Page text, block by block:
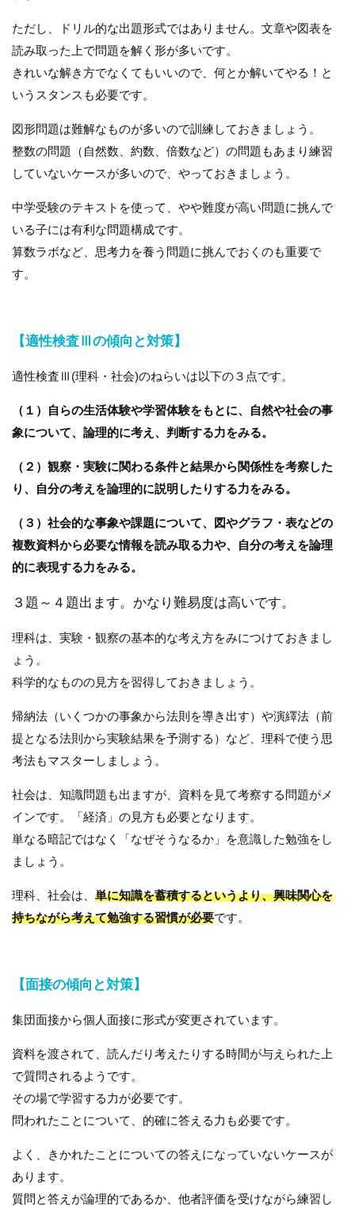
ただし、ドリル的な出題形式ではありません。文章や図表を
読み取った上で問題を解く形が多いです。
きれいな解き方でなくてもいいので、何とか解いてやる！と
いうスタンスも必要です。
図形問題は難解なものが多いので訓練しておきましょう。
整数の問題（自然数、約数、倍数など）の問題もあまり練習
していないケースが多いので、やっておきましょう。
中学受験のテキストを使って、やや難度が高い問題に挑んで
いる子には有利な問題構成です。
算数ラボなど、思考力を養う問題に挑んでおくのも重要で
す。
【適性検査Ⅲの傾向と対策】
適性検査Ⅲ(理科・社会)のねらいは以下の３点です。
（１）自らの生活体験や学習体験をもとに、自然や社会の事
象について、論理的に考え、判断する力をみる。
（２）観察・実験に関わる条件と結果から関係性を考察した
り、自分の考えを論理的に説明したりする力をみる。
（３）社会的な事象や課題について、図やグラフ・表などの
複数資料から必要な情報を読み取る力や、自分の考えを論理
的に表現する力をみる。
３題～４題出ます。かなり難易度は高いです。
理科は、実験・観察の基本的な考え方をみにつけておきまし
ょう。
科学的なものの見方を習得しておきましょう。
帰納法（いくつかの事象から法則を導き出す）や演繹法（前
提となる法則から実験結果を予測する）など、理科で使う思
考法もマスターしましょう。
社会は、知識問題も出ますが、資料を見て考察する問題がメ
インです。「経済」の見方も必要となります。
単なる暗記ではなく「なぜそうなるか」を意識した勉強をし
ましょう。
理科、社会は、 単に知識を蓄積するというより、興味関心を
持ちながら考えて勉強する習慣が必要です。
【面接の傾向と対策】
集団面接から個人面接に形式が変更されています。
資料を渡されて、読んだり考えたりする時間が与えられた上
で質問されるようです。
その場で学習する力が必要です。
問われたことについて、的確に答える力も必要です。
よく、きかれたことについての答えになっていないケースが
あります。
質問と答えが論理的であるか、他者評価を受けながら練習し